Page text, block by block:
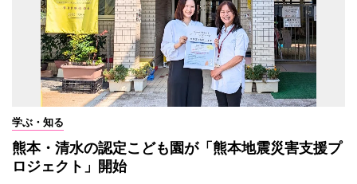
学ぶ・知る
熊本・清水の認定こども園が「熊本地震災害支援プ
ロジェクト」開始